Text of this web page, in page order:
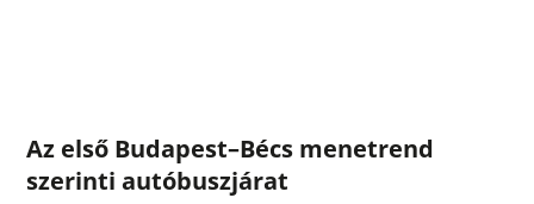
Az első Budapest–Bécs menetrend
szerinti autóbuszjárat